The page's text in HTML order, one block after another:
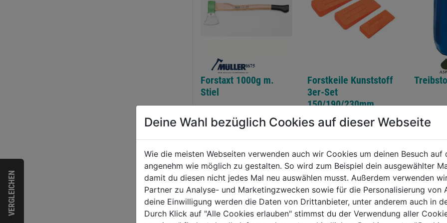
VERGLEICHEN
(0)
Forstaxt 1000g m.
Stiel
(0)
0.0
Sternen.
51,99€
Forstkeile Kunststoff
3er-Set
150/190/230mm
0.0
0.0
Sternen.
17,99€
0.0
Sternen.
27,59€
€ 5,52/1 L
WEITERE PRODUKTE AUS DIESER KATEGORIE
Deine Wahl bezüglich Cookies auf dieser Webseite
Wie die meisten Webseiten verwenden auch wir Cookies um deinen Besuch auf
angenehm wie möglich zu gestalten. So wird zum Beispiel dein ausgewählter
damit du diesen nicht jedes Mal neu auswählen musst. Außerdem verwenden
Partner zu Analyse- und Marketingzwecken sowie für die Personalisierung von
deine Einwilligung werden die Daten von Drittanbieter, unter anderem auch in
Durch Klick auf "Alle Cookies erlauben" stimmst du der Verwendung aller